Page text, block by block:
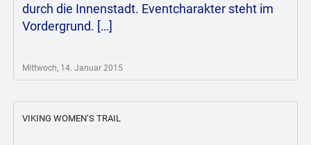
durch die Innenstadt. Eventcharakter steht im
Vordergrund. […]
Mittwoch, 14. Januar 2015
VIKING WOMEN’S TRAIL